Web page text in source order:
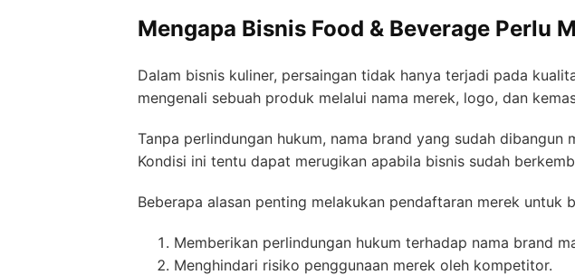
Mengapa Bisnis Food & Beverage Perlu
Dalam bisnis kuliner, persaingan tidak hanya terjadi pada
mengenali sebuah produk melalui nama merek, logo, dan
Tanpa perlindungan hukum, nama brand yang sudah
Kondisi ini tentu dapat merugikan apabila bisnis sudah
Beberapa alasan penting melakukan pendaftaran merek untuk
Memberikan perlindungan hukum terhadap nama brand
Menghindari risiko penggunaan merek oleh kompetitor.